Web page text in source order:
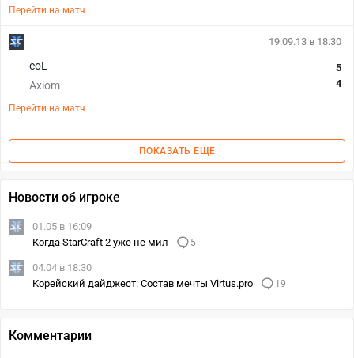
Перейти на матч
19.09.13 в 18:30
coL
Axiom
5
4
Перейти на матч
ПОКАЗАТЬ ЕЩЕ
Новости об игроке
01.05 в 16:09
Когда StarCraft 2 уже не мил
5
04.04 в 18:30
Корейский дайджест: Состав мечты Virtus.pro
19
Комментарии